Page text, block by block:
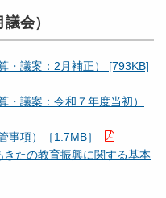
会）
議案：2月補正） [793KB]
議案：令和７年度当初）
項）［1.7MB］
たの教育振興に関する基本